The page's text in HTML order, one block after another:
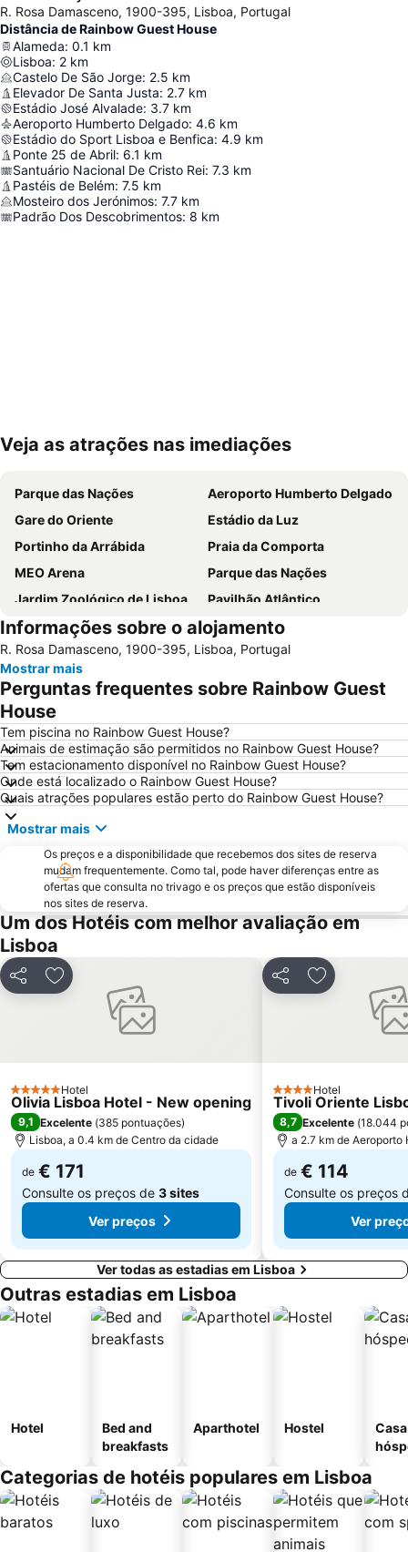
R. Rosa Damasceno, 1900-395, Lisboa, Portugal
Distância de Rainbow Guest House
Alameda: 0.1 km
Lisboa: 2 km
Castelo De São Jorge: 2.5 km
Elevador De Santa Justa: 2.7 km
Estádio José Alvalade: 3.7 km
Aeroporto Humberto Delgado: 4.6 km
Estádio do Sport Lisboa e Benfica: 4.9 km
Ponte 25 de Abril: 6.1 km
Santuário Nacional De Cristo Rei: 7.3 km
Pastéis de Belém: 7.5 km
Mosteiro dos Jerónimos: 7.7 km
Padrão Dos Descobrimentos: 8 km
Ampliar mapa
Veja as atrações nas imediações
Parque das Nações
Aeroporto Humberto Delgado
Gare do Oriente
Estádio da Luz
Portinho da Arrábida
Praia da Comporta
MEO Arena
Parque das Nações
Jardim Zoológico de Lisboa
Pavilhão Atlântico
Passeio Marítimo de Algés
Benfica
Praias de Santa Cruz
Baixa de Lisboa
Parque Eduardo VII
Praça de Touros de Campo Pequeno
Praia das Azenhas do Mar
Belém
Avenida da Liberdade
da Figueirinha
Marquês de Pombal
Estádio do Restelo
Praia das Maçãs
Fonte da Telha
Praia Tróia Mar
Praia da Ericeira
Campo Grande
Lagoa de Albufeira
do Ouro Sesimbra
Tróia Beach
Alcântara
Oceanário de Lisboa
Praia da Caparica
Fundaçao Champalimaud
Praça do Rossio
Gare do Oriente
Centro Comercial Vasco da Gama
Coliseu dos Recreios
Praia da Ribeira do Cavalo
Galapinhos Beach
Praça do Comércio
Informações sobre o alojamento
R. Rosa Damasceno, 1900-395, Lisboa, Portugal
Mostrar mais
Perguntas frequentes sobre Rainbow Guest
House
Tem piscina no Rainbow Guest House?
Animais de estimação são permitidos no Rainbow Guest House?
Tem estacionamento disponível no Rainbow Guest House?
Onde está localizado o Rainbow Guest House?
Quais atrações populares estão perto do Rainbow Guest House?
Mostrar mais
Os preços e a disponibilidade que recebemos dos sites de reserva
mudam frequentemente. Como tal, pode haver diferenças entre as
ofertas que consulta no trivago e os preços que estão disponíveis
nos sites de reserva.
Um dos Hotéis com melhor avaliação em
Lisboa
PartilharAdicionar aos favoritos
5 EstrelasHotel
Olivia Lisboa Hotel - New opening
9,1 Excelente (385 pontuações)
Lisboa, a 0.4 km de Centro da cidade
de € 171
Consulte os preços de 3 sites
Ver preços
PartilharAdicionar
4 Estrelas
Hotel
Tivoli Oriente
8,7 Excelente (18.044
a 2.7 km de Aeroporto
de € 114
Consulte os preços
Ver
Ver todas as estadias em Lisboa
Outras estadias em Lisboa
Hotel
Bed and
breakfasts
Aparthotel Hostel
Categorias de hotéis populares em Lisboa